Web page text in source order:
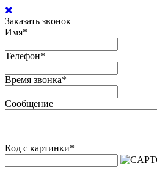
Заказать звонок
Имя*
Телефон*
Время звонка*
Сообщение
Код с картинки*